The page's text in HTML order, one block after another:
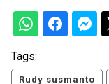
Tags:
Rudy susmanto